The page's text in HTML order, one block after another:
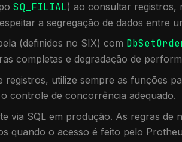
SQ_FILIAL) ao consultar registros,
a segregação de dados entre
(definidos no SIX) com
completas e degradação de
utilize sempre as funções
controle de concorrência adequado.
via SQL em produção. As regras de
quando o acesso é feito pelo